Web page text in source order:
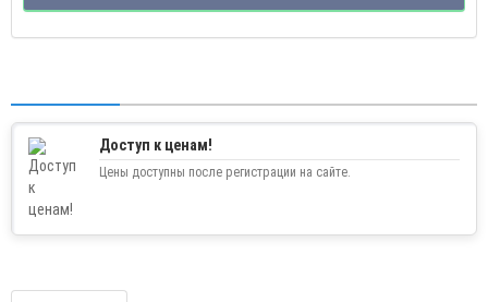
Доступ к ценам!
Цены доступны после регистрации на сайте.